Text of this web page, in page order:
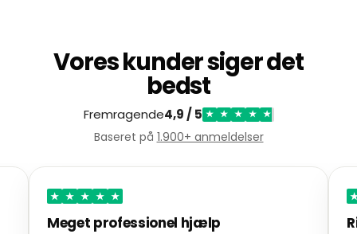
Vores kunder siger det
bedst
Fremragende4,9 / 5 ★ ★ ★ ★ ★
Baseret på 1.900+ anmeldelser
★ ★ ★ ★ ★
Meget professionel hjælp